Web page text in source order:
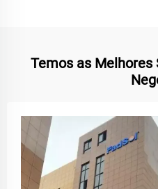
Temos as Melhores